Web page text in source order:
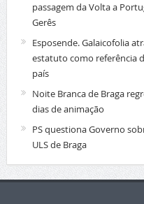
passagem da Volta a
Gerês
Esposende. Galaicofolia
estatuto como referência
país
Noite Branca de Braga
dias de animação
PS questiona Governo
ULS de Braga